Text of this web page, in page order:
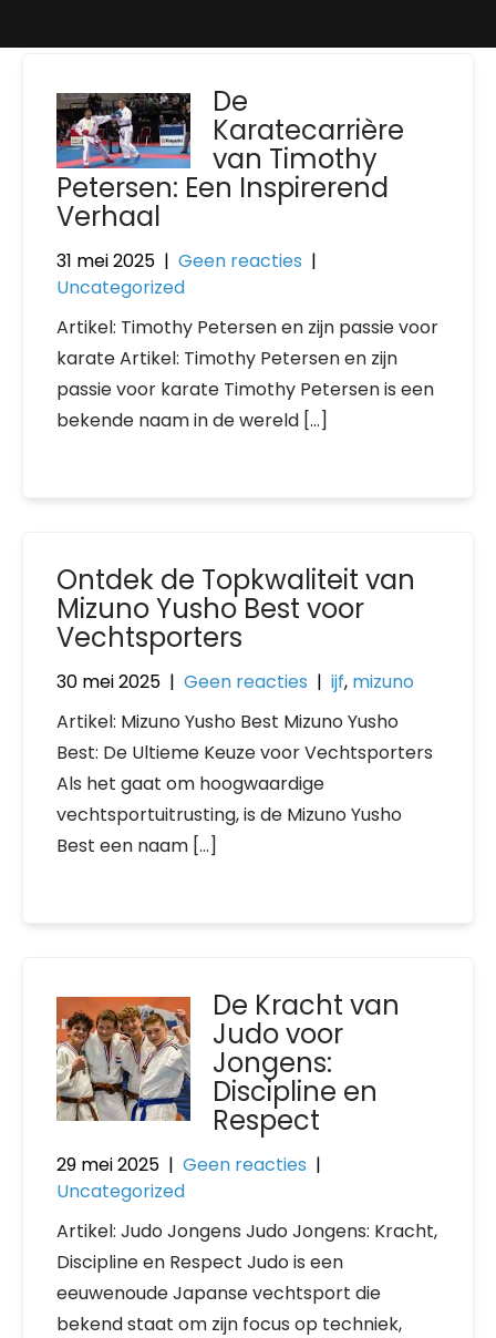
De
Karatecarrière
van Timothy
Petersen: Een Inspirerend
Verhaal
31 mei 2025 | Geen reacties |
Uncategorized
Artikel: Timothy Petersen en zijn passie voor
karate Artikel: Timothy Petersen en zijn
passie voor karate Timothy Petersen is een
bekende naam in de wereld […]
Ontdek de Topkwaliteit van
Mizuno Yusho Best voor
Vechtsporters
30 mei 2025 | Geen reacties | ijf, mizuno
Artikel: Mizuno Yusho Best Mizuno Yusho
Best: De Ultieme Keuze voor Vechtsporters
Als het gaat om hoogwaardige
vechtsportuitrusting, is de Mizuno Yusho
Best een naam […]
De Kracht van
Judo voor
Jongens:
Discipline en
Respect
29 mei 2025 | Geen reacties |
Uncategorized
Artikel: Judo Jongens Judo Jongens: Kracht,
Discipline en Respect Judo is een
eeuwenoude Japanse vechtsport die
bekend staat om zijn focus op techniek,